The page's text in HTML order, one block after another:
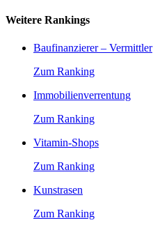
Weitere Rankings
Baufinanzierer – Vermittler
Zum Ranking
Immobilienverrentung
Zum Ranking
Vitamin-Shops
Zum Ranking
Kunstrasen
Zum Ranking